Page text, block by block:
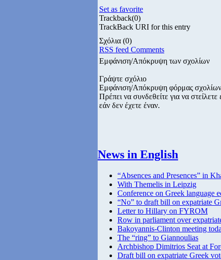
Set as favorite
Trackback(0)
TrackBack URI for this entry
Σχόλια (0)
RSS feed Comments
Εμφάνιση/Απόκρυψη των σχολίων
Γράψτε σχόλιο
Εμφάνιση/Απόκρυψη φόρμας σχολίων
Πρέπει να συνδεθείτε για να
εάν δεν έχετε έναν.
News in English
“Absences and Presences” in
With Themelis in Leipzig
Conference on Greek language
“No” to draft bill on expatriate
Letter to Hillary on FYROM
Row in parliament over
Bakoyannis-Clinton meeting
The “ring” to Giannoulias
Archbishop Dimitrios Seat at
Draft bill on expatriate Greek